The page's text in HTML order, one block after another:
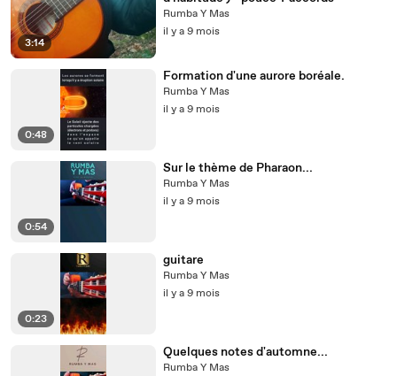
3:14
Rumba Y Mas
il y a 9 mois
0:48
Formation d'une aurore boréale.
Rumba Y Mas
il y a 9 mois
0:54
Sur le thème de Pharaon...
Rumba Y Mas
il y a 9 mois
0:23
guitare
Rumba Y Mas
il y a 9 mois
Quelques notes d'automne...
Rumba Y Mas